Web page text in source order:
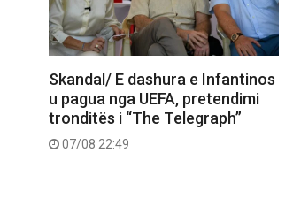
Skandal/ E dashura e Infantinos
u pagua nga UEFA, pretendimi
tronditës i “The Telegraph”
07/08 22:49